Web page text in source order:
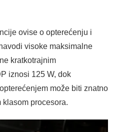
ovise o opterećenju i
visoke maksimalne
kratkotrajnim
iznosi 125 W, dok
može biti znatno
klasom procesora.